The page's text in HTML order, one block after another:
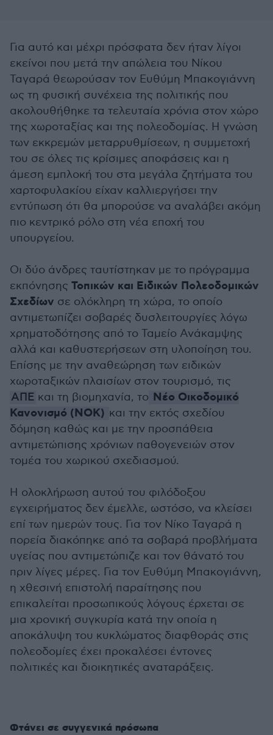
Για αυτό και μέχρι πρόσφατα δεν ήταν λίγοι
εκείνοι που μετά την απώλεια του Νίκου
Ταγαρά θεωρούσαν τον Ευθύμη Μπακογιάννη
ως τη φυσική συνέχεια της πολιτικής που
ακολουθήθηκε τα τελευταία χρόνια στον χώρο
της χωροταξίας και της πολεοδομίας. Η γνώση
των εκκρεμών μεταρρυθμίσεων, η συμμετοχή
του σε όλες τις κρίσιμες αποφάσεις και η
άμεση εμπλοκή του στα μεγάλα ζητήματα του
χαρτοφυλακίου είχαν καλλιεργήσει την
εντύπωση ότι θα μπορούσε να αναλάβει ακόμη
πιο κεντρικό ρόλο στη νέα εποχή του
υπουργείου.
Οι δύο άνδρες ταυτίστηκαν με το πρόγραμμα
εκπόνησης Τοπικών και Ειδικών Πολεοδομικών
Σχεδίων σε ολόκληρη τη χώρα, το οποίο
αντιμετωπίζει σοβαρές δυσλειτουργίες λόγω
χρηματοδότησης από το Ταμείο Ανάκαμψης
αλλά και καθυστερήσεων στη υλοποίηση του.
Επίσης με την αναθεώρηση των ειδικών
χωροταξικών πλαισίων στον τουρισμό, τις
ΑΠΕ και τη βιομηχανία, το Νέο Οικοδομικό
Κανονισμό (ΝΟΚ) και την εκτός σχεδίου
δόμηση καθώς και με την προσπάθεια
αντιμετώπισης χρόνιων παθογενειών στον
τομέα του χωρικού σχεδιασμού.
Η ολοκλήρωση αυτού του φιλόδοξου
εγχειρήματος δεν έμελλε, ωστόσο, να κλείσει
επί των ημερών τους. Για τον Νίκο Ταγαρά η
πορεία διακόπηκε από τα σοβαρά προβλήματα
υγείας που αντιμετώπιζε και τον θάνατό του
πριν λίγες μέρες. Για τον Ευθύμη Μπακογιάννη,
η χθεσινή επιστολή παραίτησης που
επικαλείται προσωπικούς λόγους έρχεται σε
μια χρονική συγκυρία κατά την οποία η
αποκάλυψη του κυκλώματος διαφθοράς στις
πολεοδομίες έχει προκαλέσει έντονες
πολιτικές και διοικητικές αναταράξεις.
Φτάνει σε συγγενικά πρόσωπα